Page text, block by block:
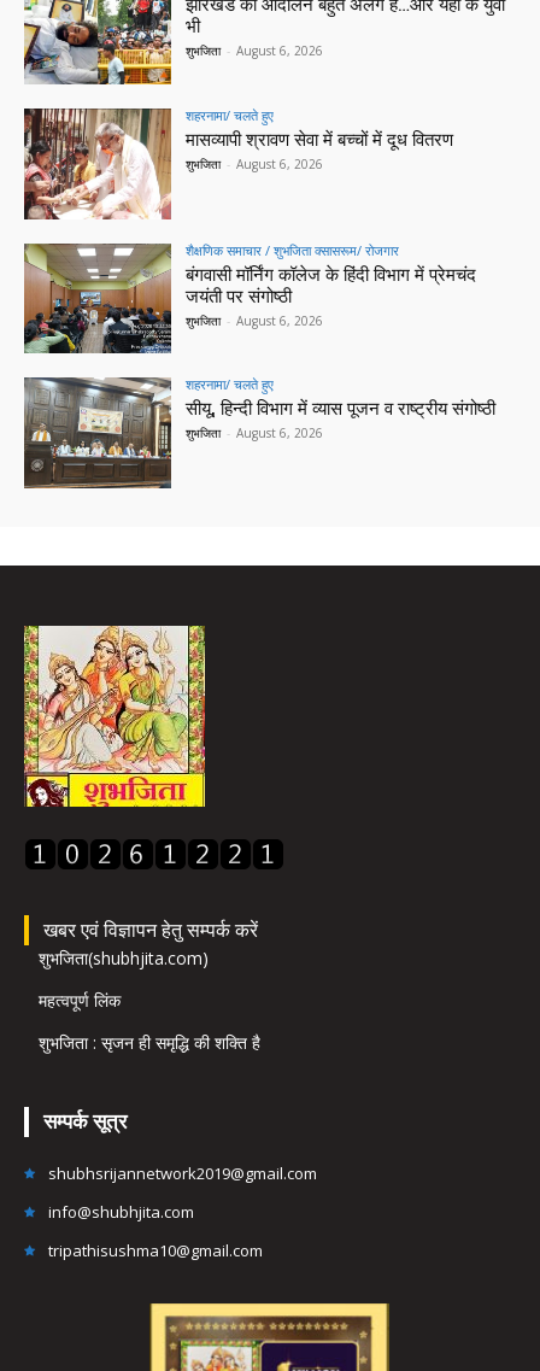
झारखंड का आंदोलन बहुत अलग है…और यहां के युवा
भी
शुभजिता - August 6, 2026
शहरनामा/ चलते हुए
मासव्यापी श्रावण सेवा में बच्चों में दूध वितरण
शुभजिता - August 6, 2026
शैक्षणिक समाचार / शुभजिता क्सासरूम/ रोजगार
बंगवासी मॉर्निंग कॉलेज के हिंदी विभाग में प्रेमचंद
जयंती पर संगोष्ठी
शुभजिता - August 6, 2026
शहरनामा/ चलते हुए
सीयू, हिन्दी विभाग में व्यास पूजन व राष्ट्रीय संगोष्ठी
शुभजिता - August 6, 2026
खबर एवं विज्ञापन हेतु सम्पर्क करें
शुभजिता(shubhjita.com)
महत्वपूर्ण लिंक
शुभजिता : सृजन ही समृद्धि की शक्ति है
सम्पर्क सूत्र
shubhsrijannetwork2019@gmail.com
info@shubhjita.com
tripathisushma10@gmail.com